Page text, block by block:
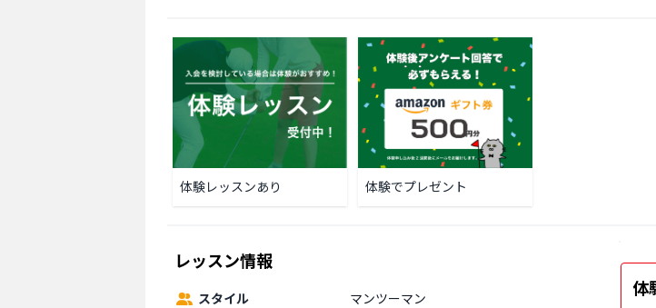
体験レッスンあり 体験でプレゼント
レッスン情報
スタイル
マンツーマン
体